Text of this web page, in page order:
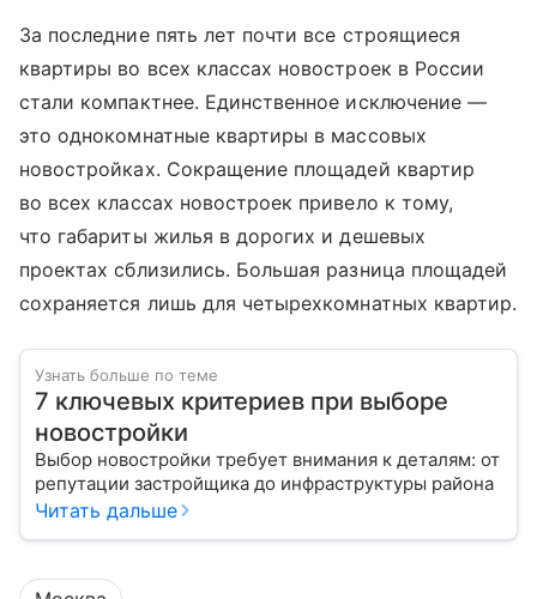
За последние пять лет почти все строящиеся
квартиры во всех классах новостроек в России
стали компактнее. Единственное исключение —
это однокомнатные квартиры в массовых
новостройках. Сокращение площадей квартир
во всех классах новостроек привело к тому,
что габариты жилья в дорогих и дешевых
проектах сблизились. Большая разница площадей
сохраняется лишь для четырехкомнатных квартир.
Узнать больше по теме
7 ключевых критериев при выборе
новостройки
Выбор новостройки требует внимания к деталям: от
репутации застройщика до инфраструктуры района
Читать дальше